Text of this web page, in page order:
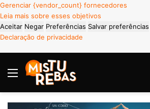
Gerenciar {vendor_count} fornecedores
Leia mais sobre esses objetivos
Aceitar Negar Preferências Salvar preferências
Declaração de privacidade
Menu